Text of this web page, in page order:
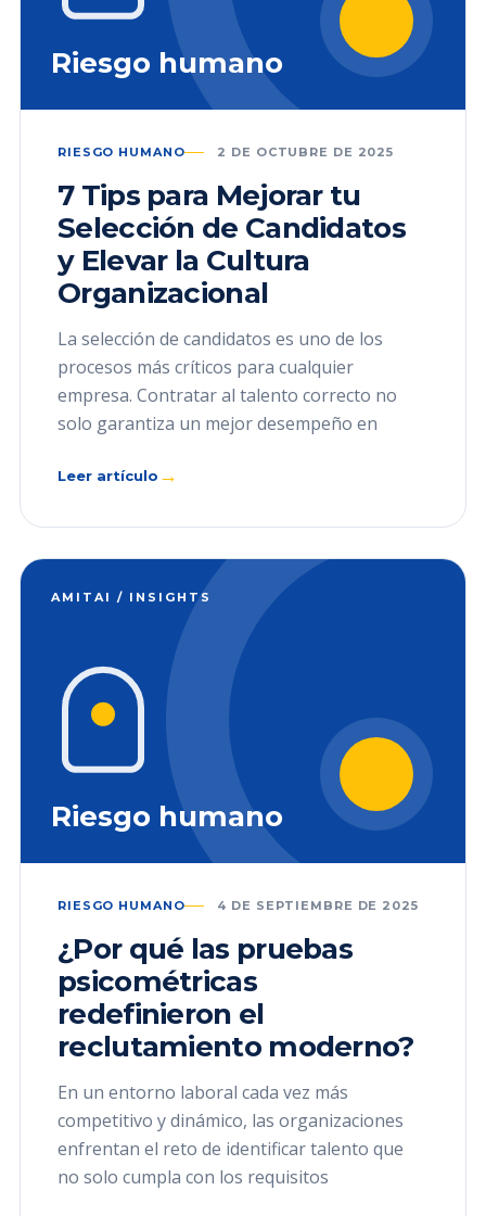
Riesgo humano
RIESGO HUMANO 2 DE OCTUBRE DE 2025
7 Tips para Mejorar tu
Selección de Candidatos
y Elevar la Cultura
Organizacional
La selección de candidatos es uno de los
procesos más críticos para cualquier
empresa. Contratar al talento correcto no
solo garantiza un mejor desempeño en
Leer artículo →
AMITAI / INSIGHTS
Riesgo humano
RIESGO HUMANO 4 DE SEPTIEMBRE DE 2025
¿Por qué las pruebas
psicométricas
redefinieron el
reclutamiento moderno?
En un entorno laboral cada vez más
competitivo y dinámico, las organizaciones
enfrentan el reto de identificar talento que
no solo cumpla con los requisitos